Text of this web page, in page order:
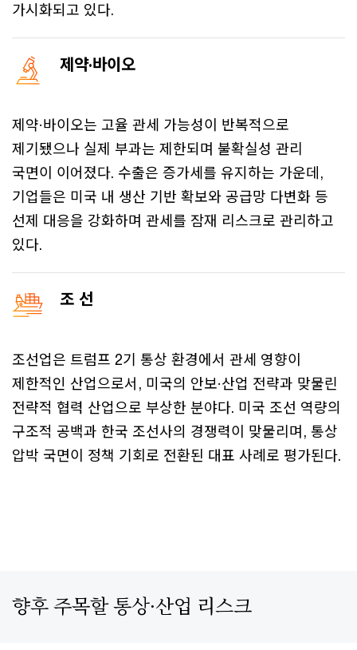
가시화되고 있다.
제약·바이오
제약·바이오는 고율 관세 가능성이 반복적으로
제기됐으나 실제 부과는 제한되며 불확실성 관리
국면이 이어졌다. 수출은 증가세를 유지하는 가운데,
기업들은 미국 내 생산 기반 확보와 공급망 다변화 등
선제 대응을 강화하며 관세를 잠재 리스크로 관리하고
있다.
조 선
조선업은 트럼프 2기 통상 환경에서 관세 영향이
제한적인 산업으로서, 미국의 안보·산업 전략과 맞물린
전략적 협력 산업으로 부상한 분야다. 미국 조선 역량의
구조적 공백과 한국 조선사의 경쟁력이 맞물리며, 통상
압박 국면이 정책 기회로 전환된 대표 사례로 평가된다.
향후 주목할 통상·산업 리스크